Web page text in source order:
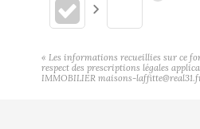
« Les informations recueillies sur ce
respect des prescriptions légales
IMMOBILIER maisons-